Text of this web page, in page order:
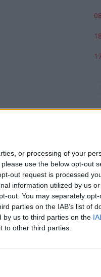
or processing of your
use the below opt-out
out request is processed
information utilized by us
out. You may separately
parties on the IAB’s list of
by us to third parties on the
to other third parties.